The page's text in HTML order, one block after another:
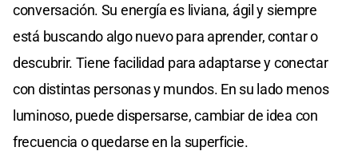
conversación. Su energía es liviana, ágil y siempre
está buscando algo nuevo para aprender, contar o
descubrir. Tiene facilidad para adaptarse y conectar
con distintas personas y mundos. En su lado menos
luminoso, puede dispersarse, cambiar de idea con
frecuencia o quedarse en la superficie.